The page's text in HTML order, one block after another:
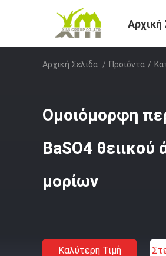
Αρχική
Αρχική Σελίδα / Προϊόντα /
Ομοιόμορφη
BaSO4
μορίων
Καλύτερη Τιμή